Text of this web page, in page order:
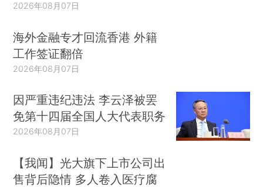
2026年08月07日
海外金融专才回流香港 外籍
工作签证翻倍
2026年08月07日
因严重违纪违法 李云泽被罢
免第十四届全国人大代表职务
2026年08月07日
【我闻】光大旗下上市公司出
售背后隐情 多人卷入医疗腐